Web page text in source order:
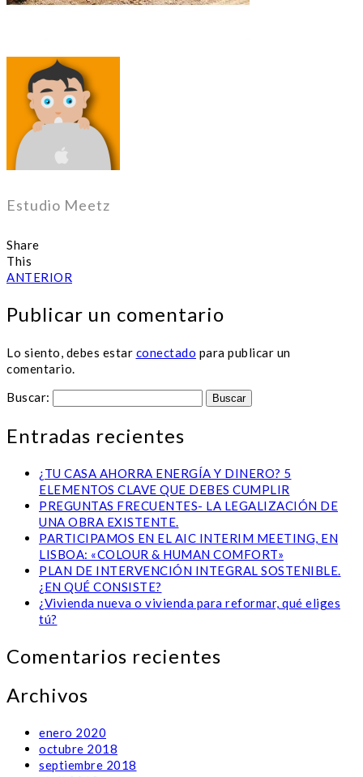
Estudio Meetz
Share
This
ANTERIOR
Publicar un comentario
Lo siento, debes estar conectado para publicar un
comentario.
Buscar:
Entradas recientes
¿TU CASA AHORRA ENERGÍA Y DINERO? 5
ELEMENTOS CLAVE QUE DEBES CUMPLIR
PREGUNTAS FRECUENTES- LA LEGALIZACIÓN DE
UNA OBRA EXISTENTE.
PARTICIPAMOS EN EL AIC INTERIM MEETING, EN
LISBOA: «COLOUR & HUMAN COMFORT»
PLAN DE INTERVENCIÓN INTEGRAL SOSTENIBLE.
¿EN QUÉ CONSISTE?
¿Vivienda nueva o vivienda para reformar, qué eliges
tú?
Comentarios recientes
Archivos
enero 2020
octubre 2018
septiembre 2018